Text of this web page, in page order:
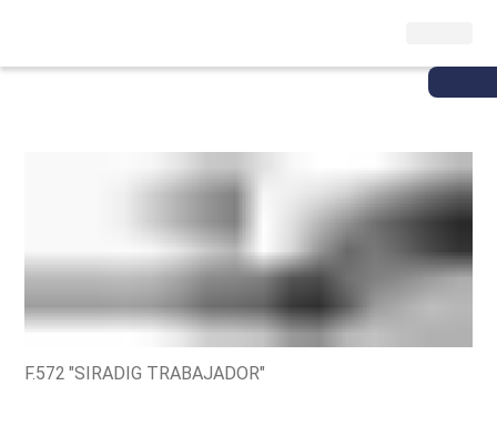
F.572 "SIRADIG TRABAJADOR"